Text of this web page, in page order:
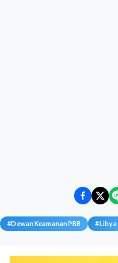
#DewanKeamananPBB #Libya